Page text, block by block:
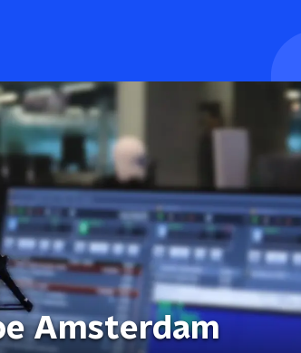
Amsterdam